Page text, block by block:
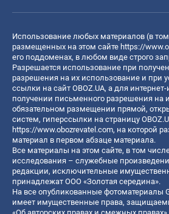
Использование любых материалов (в
размещенных на этом сайте https://
его поддоменах, в любом виде строго
Разрешается использование при
разрешения на их использование и при
ссылки на сайт OBOZ.UA, а для
получении письменного разрешения на
обязательном размещении прямой,
систем, гиперссылки на страницу
https://www.obozrevatel.com, на которой
материал в первом абзаце материала.
Все материалы на этом сайте, в том
исследования – служебные
редакции, исключительные
принадлежат ООО «Золотая середина».
На все опубликованные фотоматериалы
имеет имущественные права,